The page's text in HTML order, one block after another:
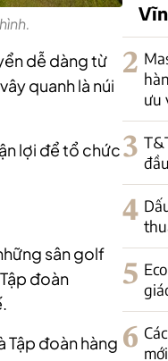
dễ dàng từ
quanh là núi
lợi để tổ chức
sân golf
đoàn
Tập đoàn hàng
2
ưu
3
4
5
6